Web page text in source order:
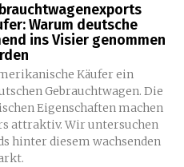
Warum deutsche
ins Visier genommen
Käufer ein
Gebrauchtwagen. Die
Eigenschaften machen
attraktiv. Wir untersuchen
hinter diesem wachsenden